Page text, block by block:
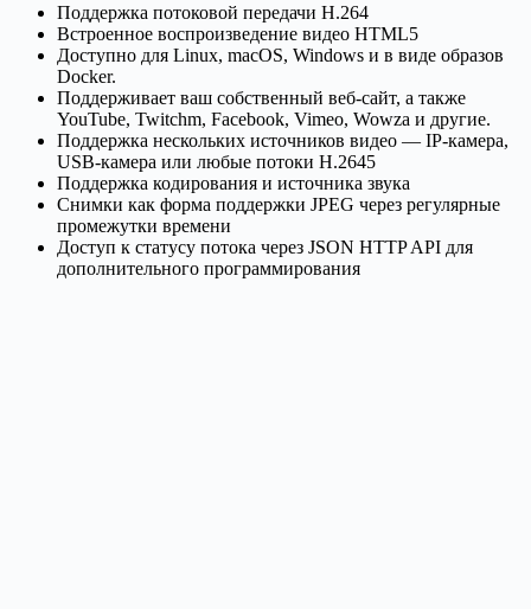
Поддержка потоковой передачи H.264
Встроенное воспроизведение видео HTML5
Доступно для Linux, macOS, Windows и в виде образов
Docker.
Поддерживает ваш собственный веб-сайт, а также
YouTube, Twitchm, Facebook, Vimeo, Wowza и другие.
Поддержка нескольких источников видео — IP-камера,
USB-камера или любые потоки H.2645
Поддержка кодирования и источника звука
Снимки как форма поддержки JPEG через регулярные
промежутки времени
Доступ к статусу потока через JSON HTTP API для
дополнительного программирования